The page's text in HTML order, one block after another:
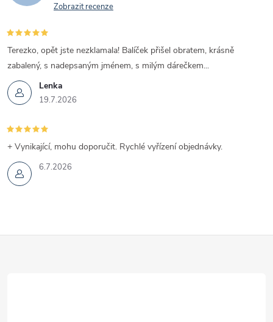
Zobrazit recenze
Lenka
19.7.2026
Terezko, opět jste nezklamala! Balíček přišel obratem, krásně
zabalený, s nadepsaným jménem, s milým dárečkem...
6.7.2026
+ Vynikající, mohu doporučit. Rychlé vyřízení objednávky.